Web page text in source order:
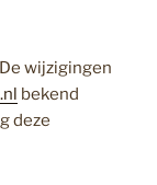
De wijzigingen
bekend
deze